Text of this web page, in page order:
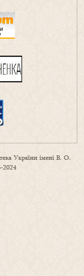
України імені В. О.
2024